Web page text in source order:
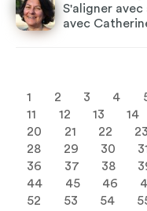
S'aligner avec
avec
1 2 3 4
11
12 13 14
20
21 22 23
28
29 30
36
37 38
44
45 46
52
53 54